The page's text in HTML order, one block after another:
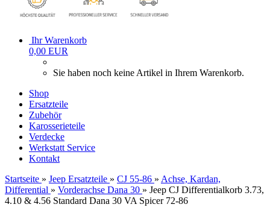
Ihr Warenkorb
0,00 EUR
Sie haben noch keine Artikel in Ihrem Warenkorb.
Shop
Ersatzteile
Zubehör
Karosserieteile
Verdecke
Werkstatt Service
Kontakt
Startseite » Jeep Ersatzteile » CJ 55-86 » Achse, Kardan,
Differential » Vorderachse Dana 30 » Jeep CJ Differentialkorb 3.73,
4.10 & 4.56 Standard Dana 30 VA Spicer 72-86